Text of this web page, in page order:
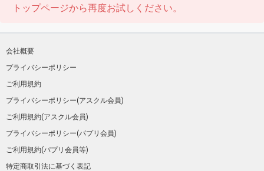
トップページから再度お試しください。
会社概要
プライバシーポリシー
ご利用規約
プライバシーポリシー(アスクル会員)
ご利用規約(アスクル会員)
プライバシーポリシー(パプリ会員)
ご利用規約(パプリ会員等)
特定商取引法に基づく表記